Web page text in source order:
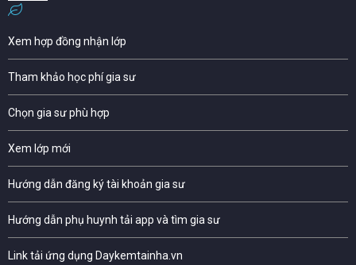
Xem hợp đồng nhận lớp
Tham khảo học phí gia sư
Chọn gia sư phù hợp
Xem lớp mới
Hướng dẫn đăng ký tài khoản gia sư
Hướng dẫn phụ huynh tải app và tìm gia sư
Link tải ứng dụng Daykemtainha.vn